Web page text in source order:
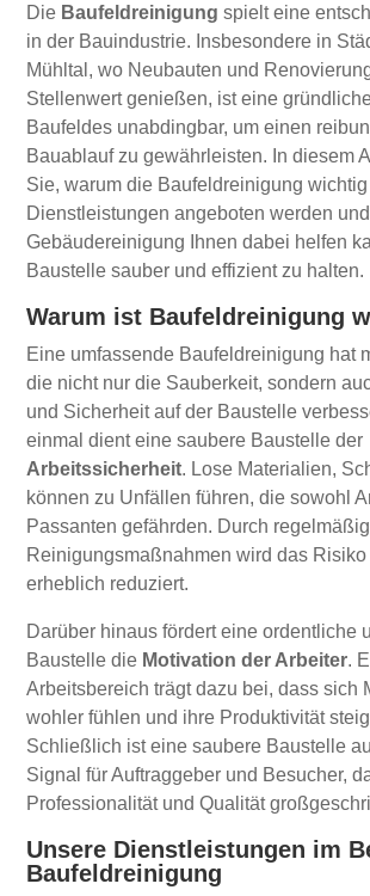
Die Baufeldreinigung spielt eine
in der Bauindustrie. Insbesondere in
Mühltal, wo Neubauten und
Stellenwert genießen, ist eine
Baufeldes unabdingbar, um einen
Bauablauf zu gewährleisten. In diesem
Sie, warum die Baufeldreinigung
Dienstleistungen angeboten werden
Gebäudereinigung Ihnen dabei helfen
Baustelle sauber und effizient zu halten.
Warum ist Baufeldreinigung
Eine umfassende Baufeldreinigung hat
die nicht nur die Sauberkeit, sondern
und Sicherheit auf der Baustelle
einmal dient eine saubere Baustelle der
Arbeitssicherheit. Lose Materialien,
können zu Unfällen führen, die sowohl
Passanten gefährden. Durch
Reinigungsmaßnahmen wird das
erheblich reduziert.
Darüber hinaus fördert eine ordentliche
Baustelle die Motivation der Arbeiter.
Arbeitsbereich trägt dazu bei, dass sich
wohler fühlen und ihre Produktivität
Schließlich ist eine saubere Baustelle
Signal für Auftraggeber und Besucher,
Professionalität und Qualität
Unsere Dienstleistungen im
Baufeldreinigung